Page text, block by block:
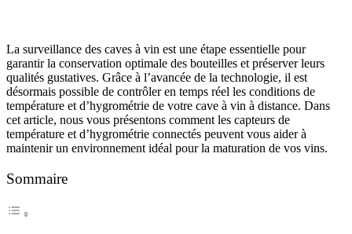
La surveillance des caves à vin est une étape essentielle pour
garantir la conservation optimale des bouteilles et préserver leurs
qualités gustatives. Grâce à l’avancée de la technologie, il est
désormais possible de contrôler en temps réel les conditions de
température et d’hygrométrie de votre cave à vin à distance. Dans
cet article, nous vous présentons comment les capteurs de
température et d’hygrométrie connectés peuvent vous aider à
maintenir un environnement idéal pour la maturation de vos vins.
Sommaire